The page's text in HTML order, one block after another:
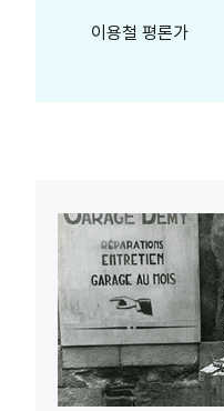
이용철 평론가